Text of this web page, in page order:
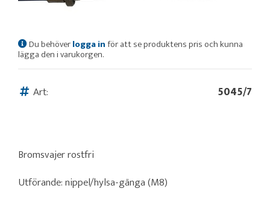
Du behöverlogga inför att se produktens pris och kunna
lägga den i varukorgen.
Art: 5045/7
Bromsvajer rostfri
Utförande: nippel/hylsa-gänga (M8)